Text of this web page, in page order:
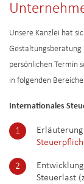
Unsere Kanzlei hat
persönlichen Termin
in folgenden
Internationales
Steuerlast